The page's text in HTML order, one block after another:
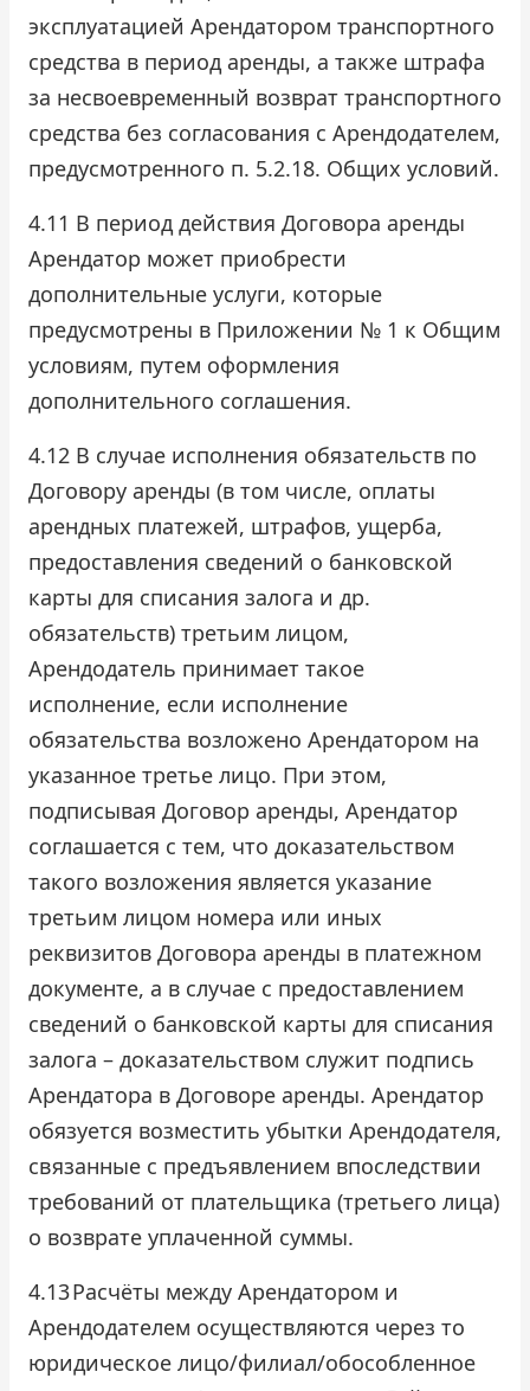
эксплуатацией Арендатором транспортного
средства в период аренды, а также штрафа
за несвоевременный возврат транспортного
средства без согласования с Арендодателем,
предусмотренного п. 5.2.18. Общих условий.
4.11 В период действия Договора аренды
Арендатор может приобрести
дополнительные услуги, которые
предусмотрены в Приложении № 1 к Общим
условиям, путем оформления
дополнительного соглашения.
4.12 В случае исполнения обязательств по
Договору аренды (в том числе, оплаты
арендных платежей, штрафов, ущерба,
предоставления сведений о банковской
карты для списания залога и др.
обязательств) третьим лицом,
Арендодатель принимает такое
исполнение, если исполнение
обязательства возложено Арендатором на
указанное третье лицо. При этом,
подписывая Договор аренды, Арендатор
соглашается с тем, что доказательством
такого возложения является указание
третьим лицом номера или иных
реквизитов Договора аренды в платежном
документе, а в случае с предоставлением
сведений о банковской карты для списания
залога – доказательством служит подпись
Арендатора в Договоре аренды. Арендатор
обязуется возместить убытки Арендодателя,
связанные с предъявлением впоследствии
требований от плательщика (третьего лица)
о возврате уплаченной суммы.
4.13Расчёты между Арендатором и
Арендодателем осуществляются через то
юридическое лицо/филиал/обособленное